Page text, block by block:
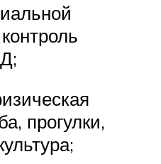
прогулки,